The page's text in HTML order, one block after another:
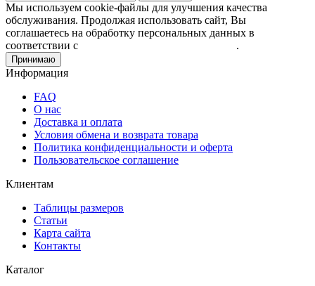
Мы используем cookie-файлы для улучшения качества
обслуживания. Продолжая использовать сайт, Вы
соглашаетесь на обработку персональных данных в
соответствии с
.
Принимаю
Информация
FAQ
О нас
Доставка и оплата
Условия обмена и возврата товара
Политика конфиденциальности и оферта
Пользовательское соглашение
Клиентам
Таблицы размеров
Статьи
Карта сайта
Контакты
Каталог